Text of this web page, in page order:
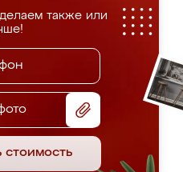
также или
стоимость